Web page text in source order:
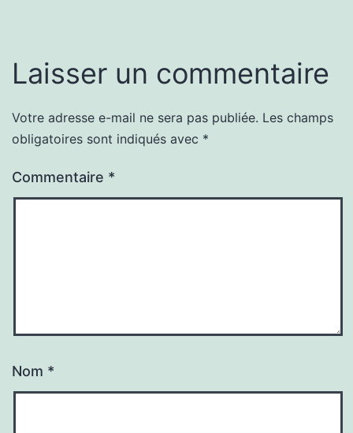
Laisser un commentaire
Votre adresse e-mail ne sera pas publiée. Les champs
obligatoires sont indiqués avec *
Commentaire *
Nom *